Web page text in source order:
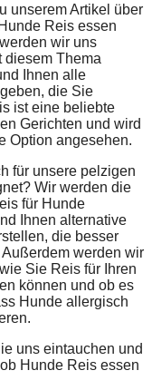
unserem Artikel über
Hunde Reis essen
wir uns
diesem Thema
Ihnen alle
die Sie
ist eine beliebte
Gerichten und wird
Option angesehen.
für unsere pelzigen
Wir werden die
für Hunde
Ihnen alternative
die besser
werden wir
Sie Reis für Ihren
können und ob es
Hunde allergisch
uns eintauchen und
Hunde Reis essen